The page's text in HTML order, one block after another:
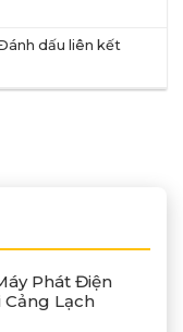
dấu liên kết
Phát Điện
Cảng Lạch